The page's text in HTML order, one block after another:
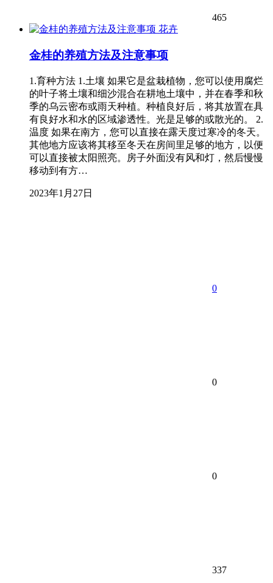
465
花卉
金桂的养殖方法及注意事项
1.育种方法 1.土壤 如果它是盆栽植物，您可以使用腐烂
的叶子将土壤和细沙混合在耕地土壤中，并在春季和秋
季的乌云密布或雨天种植。种植良好后，将其放置在具
有良好水和水的区域渗透性。光是足够的或散光的。 2.
温度 如果在南方，您可以直接在露天度过寒冷的冬天。
其他地方应该将其移至冬天在房间里足够的地方，以便
可以直接被太阳照亮。房子外面没有风和灯，然后慢慢
移动到有方…
2023年1月27日
0
0
0
337